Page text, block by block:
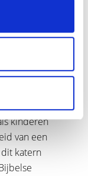
het eerste
met een
iets over
Bijbel zijn
kinderen
van een
dit katern